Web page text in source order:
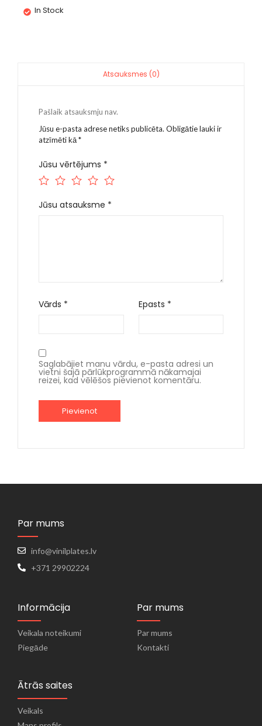
In Stock
Atsauksmes (0)
Pašlaik atsauksmju nav.
Jūsu e-pasta adrese netiks publicēta. Obligātie lauki ir
atzīmēti kā*
Jūsu vērtējums *
Jūsu atsauksme *
Vārds * Epasts *
Saglabājiet manu vārdu, e-pasta adresi un
vietni šajā pārlūkprogrammā nākamajai
reizei, kad vēlēšos pievienot komentāru.
Par mums
info@vinilplates.lv
+371 29902224
Informācija
Veikala noteikumi
Piegāde
Par mums
Par mums
Kontakti
Ātrās saites
Veikals